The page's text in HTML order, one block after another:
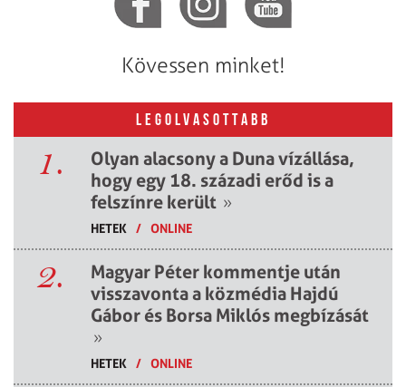
Kövessen minket!
LEGOLVASOTTABB
1.
Olyan alacsony a Duna vízállása,
hogy egy 18. századi erőd is a
felszínre került »
HETEK / ONLINE
2.
Magyar Péter kommentje után
visszavonta a közmédia Hajdú
Gábor és Borsa Miklós megbízását
»
HETEK / ONLINE